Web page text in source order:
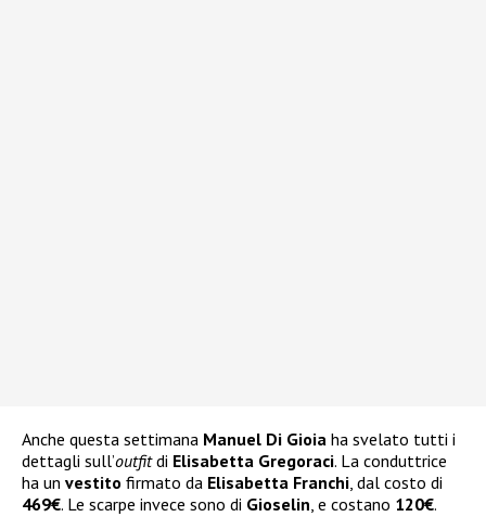
Anche questa settimana Manuel Di Gioia ha svelato tutti i
dettagli sull’outfitdi Elisabetta Gregoraci. La conduttrice
ha un vestito firmato da Elisabetta Franchi, dal costo di
469€. Le scarpe invece sono di Gioselin, e costano 120€.